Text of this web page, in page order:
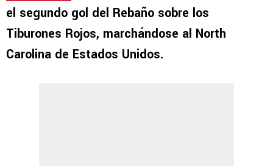
el segundo gol del Rebaño sobre los
Tiburones Rojos, marchándose al North
Carolina de Estados Unidos.